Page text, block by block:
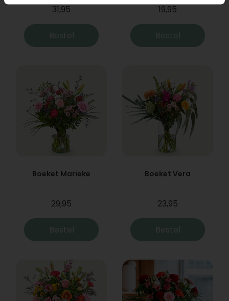
31,95
Bestel
19,95
Bestel
Boeket Marieke
29,95
Bestel
Boeket Vera
23,95
Bestel